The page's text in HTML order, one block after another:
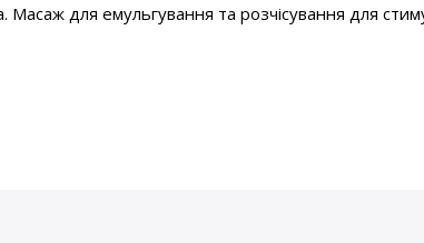
Масаж для емульгування та розчісування для